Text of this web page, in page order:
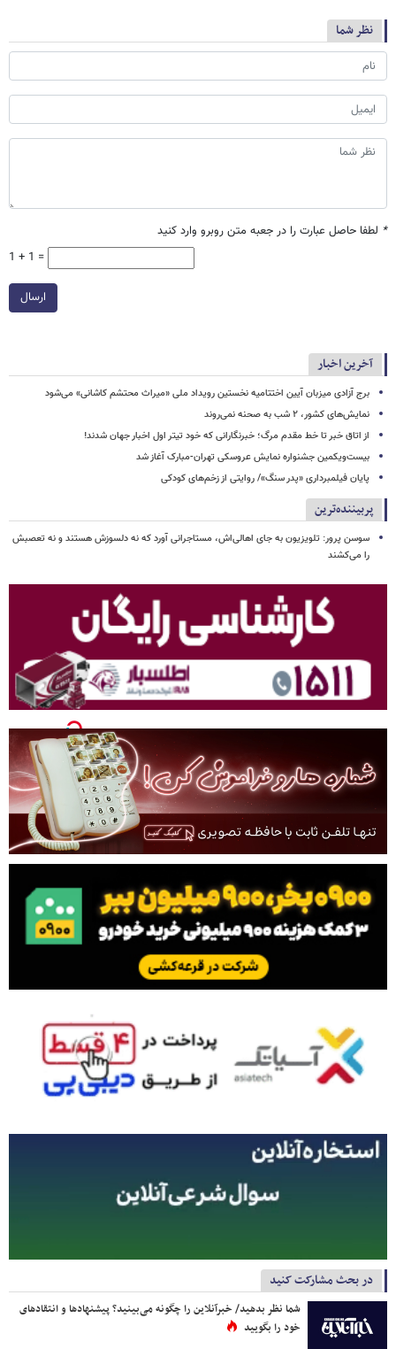
نظر شما
* لطفا حاصل عبارت را در جعبه متن روبرو وارد کنید
1 + 1 =
ارسال
آخرین اخبار
برج آزادی میزبان آیین اختتامیه نخستین رویداد ملی «میراث محتشم کاشانی» می‌شود
نمایش‌های کشور، ٢ شب به صحنه نمی‌روند
از اتاق خبر تا خط مقدم مرگ؛ خبرنگارانی که خود تیتر اول اخبار جهان شدند!
بیست‌ویکمین جشنواره نمایش عروسکی تهران-مبارک آغاز شد
پایان فیلمبرداری «پدر سنگ»/ روایتی از زخم‌های کودکی
پربیننده‌ترین
سوسن پرور: تلویزیون به جای اهالی‌اش، مستاجرانی آورد که نه دلسوزش هستند و نه تعصبش
را می‌کشند
در بحث مشارکت کنید
شما نظر بدهید/ خبرآنلاین را چگونه می‌بینید؟ پیشنهادها و انتقادهای
خود را بگویید